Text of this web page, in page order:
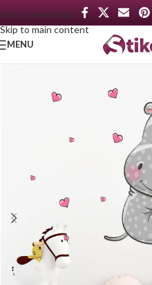
Skip to navigation
Skip to main content
MENU